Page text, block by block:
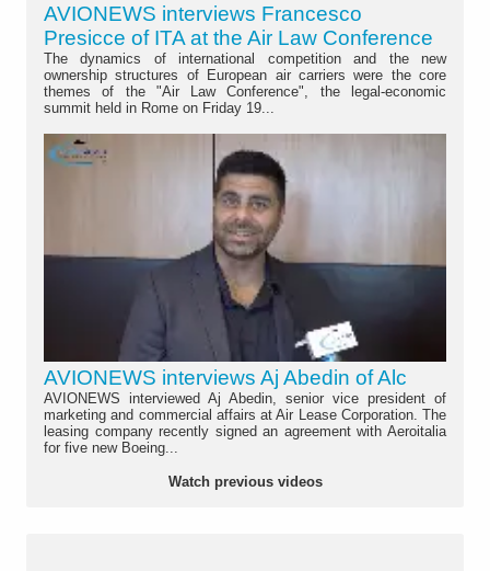
AVIONEWS interviews Francesco
Presicce of ITA at the Air Law Conference
The dynamics of international competition and the new
ownership structures of European air carriers were the core
themes of the "Air Law Conference", the legal-economic
summit held in Rome on Friday 19...
AVIONEWS interviews Aj Abedin of Alc
AVIONEWS interviewed Aj Abedin, senior vice president of
marketing and commercial affairs at Air Lease Corporation. The
leasing company recently signed an agreement with Aeroitalia
for five new Boeing...
Watch previous videos